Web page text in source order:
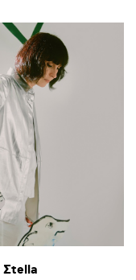
Σtella